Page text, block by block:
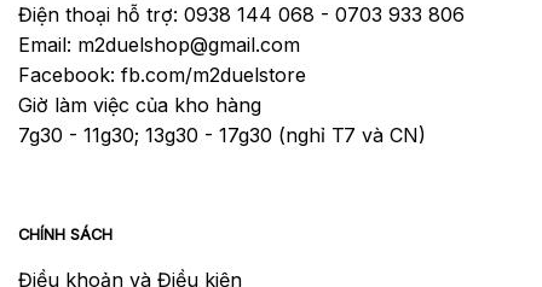
Điện thoại hỗ trợ: 0938 144 068 - 0703 933 806
Email: m2duelshop@gmail.com
Facebook: fb.com/m2duelstore
Giờ làm việc của kho hàng
7g30 - 11g30; 13g30 - 17g30 (nghỉ T7 và CN)
CHÍNH SÁCH
Điều khoản và Điều kiện